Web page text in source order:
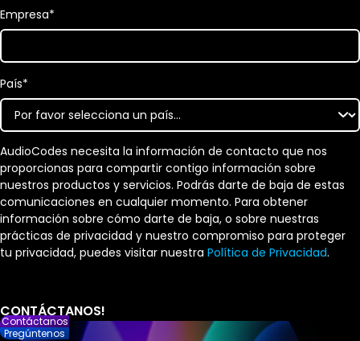
Empresa*
País*
AudioCodes necesita la información de contacto que nos
proporcionas para compartir contigo información sobre
nuestros productos y servicios. Podrás darte de baja de estas
comunicaciones en cualquier momento. Para obtener
información sobre cómo darte de baja, o sobre nuestras
prácticas de privacidad y nuestro compromiso para proteger
tu privacidad, puedes visitar nuestra Política de Privacidad.
Contáctanos
Pregúntenos